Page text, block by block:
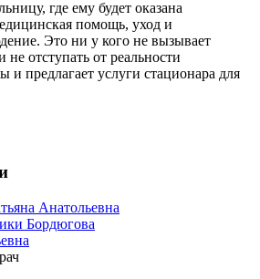
где ему будет оказана
помощь, уход и
Это ни у кого не вызывает
отступать от реальности
предлагает услуги стационара для
Бордюгова